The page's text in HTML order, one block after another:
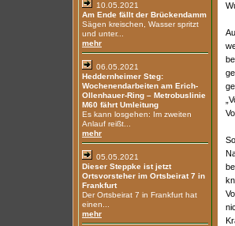
10.05.2021
Am Ende fällt der Brückendamm
Sägen kreischen, Wasser spritzt
und unter...
mehr
06.05.2021
Heddernheimer Steg:
Wochenendarbeiten am Erich-
Ollenhauer-Ring – Metrobuslinie
M60 fährt Umleitung
Es kann losgehen: Im zweiten
Anlauf reißt...
mehr
05.05.2021
Dieser Steppke ist jetzt
Ortsvorsteher im Ortsbeirat 7 in
Frankfurt
Der Ortsbeirat 7 in Frankfurt hat
einen...
mehr